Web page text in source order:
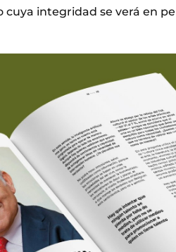
cuya integridad se verá en